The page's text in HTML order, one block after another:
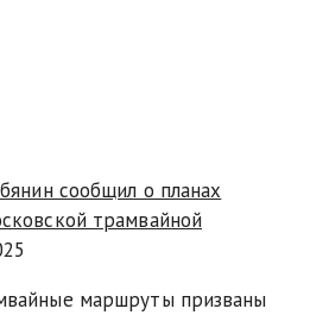
сообщил о планах
трамвайной
маршруты призваны